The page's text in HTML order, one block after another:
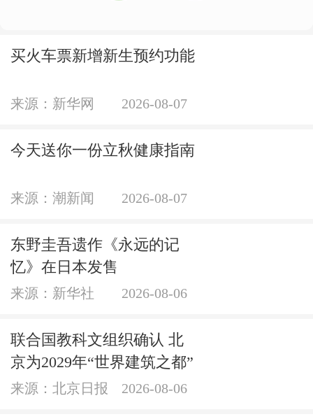
买火车票新增新生预约功能
来源：新华网 2026-08-07
今天送你一份立秋健康指南
来源：潮新闻 2026-08-07
东野圭吾遗作《永远的记
忆》在日本发售
来源：新华社 2026-08-06
联合国教科文组织确认 北
京为2029年“世界建筑之都”
来源：北京日报 2026-08-06